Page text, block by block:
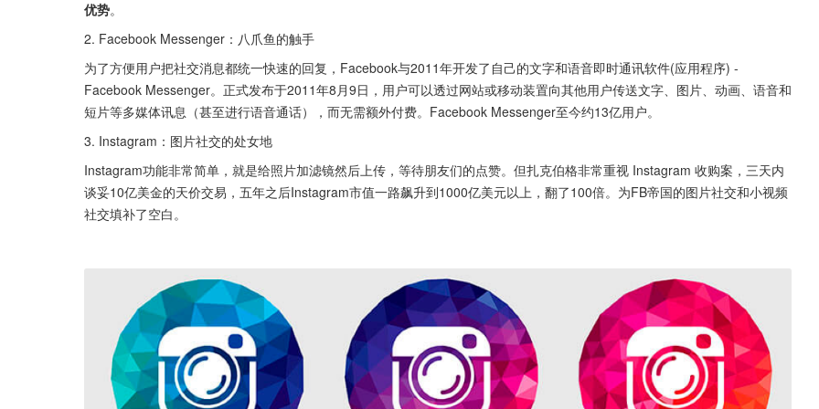
优势。
2. Facebook Messenger：八爪鱼的触手
为了方便用户把社交消息都统一快速的回复，Facebook与2011年开发了自己的文字和语音即时通讯软件(应用程序) -
Facebook Messenger。正式发布于2011年8月9日，用户可以透过网站或移动装置向其他用户传送文字、图片、动画、语音和
短片等多媒体讯息（甚至进行语音通话），而无需额外付费。Facebook Messenger至今约13亿用户。
3. Instagram：图片社交的处女地
Instagram功能非常简单，就是给照片加滤镜然后上传，等待朋友们的点赞。但扎克伯格非常重视 Instagram 收购案，三天内
谈妥10亿美金的天价交易，五年之后Instagram市值一路飙升到1000亿美元以上，翻了100倍。为FB帝国的图片社交和小视频
社交填补了空白。